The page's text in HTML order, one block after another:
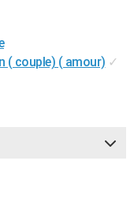
( couple) ( amour) ✓